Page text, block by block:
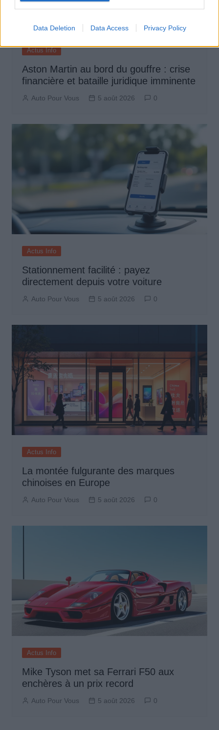
Data Deletion Data Access Privacy Policy
Actus Info
Aston Martin au bord du gouffre : crise
financière et bataille juridique imminente
Auto Pour Vous 5 août 2026 0
Actus Info
Stationnement facilité : payez
directement depuis votre voiture
Auto Pour Vous 5 août 2026 0
Actus Info
La montée fulgurante des marques
chinoises en Europe
Auto Pour Vous 5 août 2026 0
Actus Info
Mike Tyson met sa Ferrari F50 aux
enchères à un prix record
Auto Pour Vous 5 août 2026 0